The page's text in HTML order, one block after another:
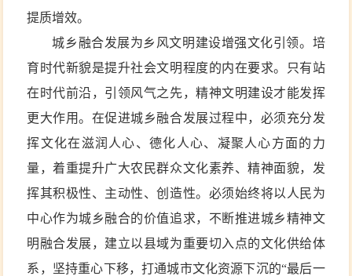
提质增效。
城乡融合发展为乡风文明建设增强文化引领。培
育时代新貌是提升社会文明程度的内在要求。只有站
在时代前沿，引领风气之先，精神文明建设才能发挥
更大作用。在促进城乡融合发展过程中，必须充分发
挥文化在滋润人心、德化人心、凝聚人心方面的力
量，着重提升广大农民群众文化素养、精神面貌，发
挥其积极性、主动性、创造性。必须始终将以人民为
中心作为城乡融合的价值追求，不断推进城乡精神文
明融合发展，建立以县域为重要切入点的文化供给体
系，坚持重心下移，打通城市文化资源下沉的“最后一